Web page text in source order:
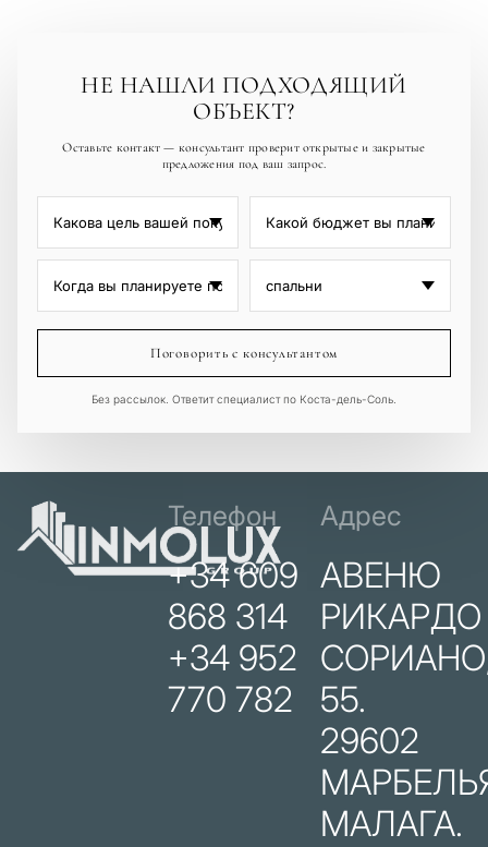
НЕ НАШЛИ ПОДХОДЯЩИЙ
ОБЪЕКТ?
Оставьте контакт — консультант проверит открытые и закрытые
предложения под ваш запрос.
Поговорить с консультантом
Без рассылок. Ответит специалист по Коста-дель-Соль.
Телефон
+34 609
868 314
+34 952
770 782
Адрес
АВЕНЮ
РИКАРДО
55.
29602
МАЛАГА.